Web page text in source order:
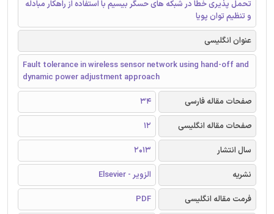
تحمل پذیری خطا در شبکه های حسگر بیسیم با استفاده از راهکار مبادله
و تنظیم توان پویا
عنوان انگلیسی
Fault tolerance in wireless sensor network using hand-off and
dynamic power adjustment approach
صفحات مقاله فارسی
34
صفحات مقاله انگلیسی
12
سال انتشار
2013
نشریه
الزویر - Elsevier
فرمت مقاله انگلیسی
PDF